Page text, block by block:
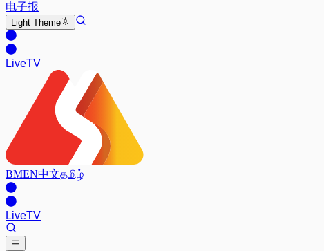
电子报
Light Theme
LiveTV
BMEN中文தமிழ்
LiveTV